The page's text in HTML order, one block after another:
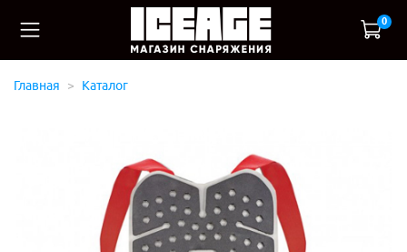
0
Главная Каталог